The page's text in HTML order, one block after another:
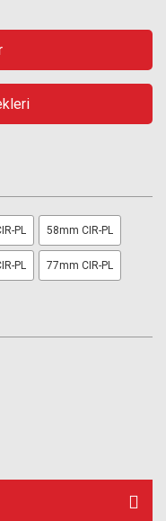
PL 58mm CIR-PL
PL 77mm CIR-PL